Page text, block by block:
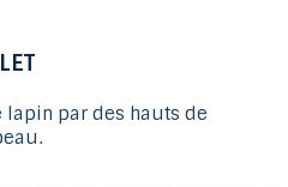
par des hauts de